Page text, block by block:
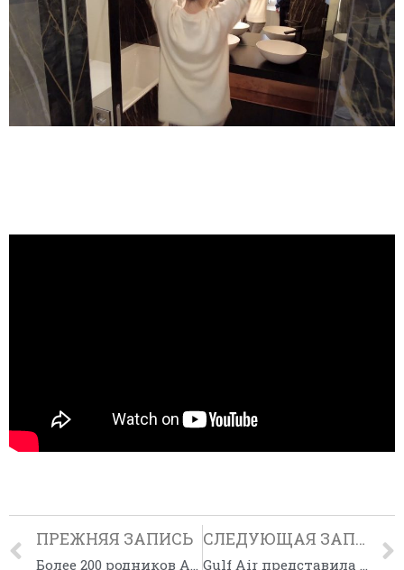
ПРЕЖНЯЯ ЗАПИСЬ
Более 200 родников Алтайского края появились на интерактивной карте
СЛЕДУЮЩАЯ ЗАПИСЬ
Gulf Air представила новую линейку тарифов на основе передовой технологии Sabre
ОТПРАВИТЬ